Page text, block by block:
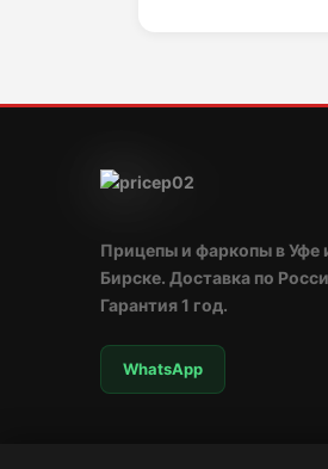
Прицепы и фаркопы в Уфе
Бирске. Доставка по
Гарантия 1 год.
WhatsApp